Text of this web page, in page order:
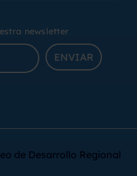
newsletter
ENVIAR
de Desarrollo Regional